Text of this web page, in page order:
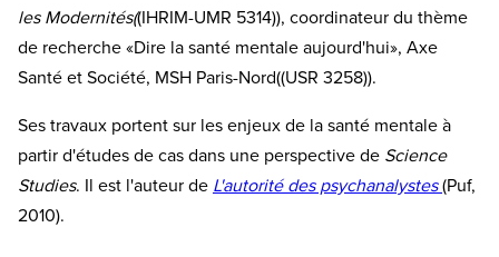
les Modernités((IHRIM-UMR 5314)), coordinateur du thème
de recherche «Dire la santé mentale aujourd'hui», Axe
Santé et Société, MSH Paris-Nord((USR 3258)).
Ses travaux portent sur les enjeux de la santé mentale à
partir d'études de cas dans une perspective de Science
Studies. Il est l'auteur de L'autorité des psychanalystes(Puf,
2010).